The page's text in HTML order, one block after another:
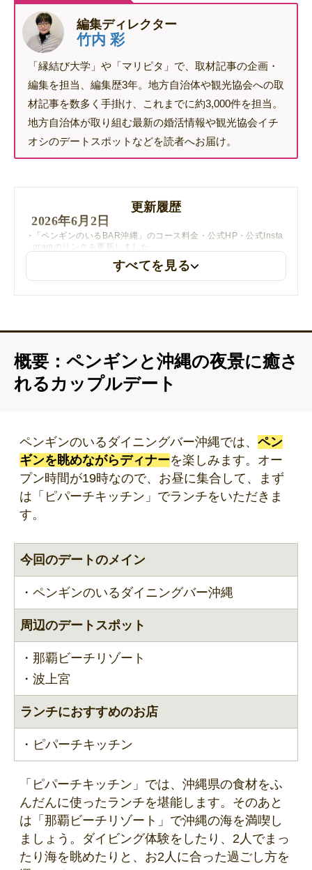
編集ディレクター
竹内 彩
「縁結び大学」や「マリピタ」で、取材記事の企画・
編集を担当、編集歴3年。地方自治体や観光協会への取
材記事を数多く手掛け、これまでに約3,000件を担当。
地方自治体が取り組む最新の婚活情報や観光協会イチ
オシのデートスポットなどを読者へお届け。
更新履歴
2026年6月2日
「ペンギンのいるBAR沖縄」のコース料金・公式HP・公式Insta
gramのリンクを更新しました
すべてを見る
概要：ペンギンと沖縄の夜景に癒さ
れるカップルデート
ペンギンのいるダイニングバー沖縄では、 ペン
ギンを眺めながらディナーを楽しみます。オー
プン時間が19時なので、お昼に集合して、まず
は「ピパーチキッチン」でランチをいただきま
す。
今回のデートのメイン
・ペンギンのいるダイニングバー沖縄
周辺のデートスポット
・那覇ビーチリゾート
・波上宮
ランチにおすすめのお店
・ピパーチキッチン
「ピパーチキッチン」では、沖縄県の食材をふ
んだんに使ったランチを堪能します。そのあと
は「那覇ビーチリゾート」で沖縄の海を満喫し
ましょう。ダイビング体験をしたり、2人でまっ
たり海を眺めたりと、お2人に合った過ごし方を